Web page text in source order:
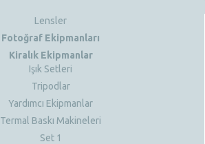
Lensler
Fotoğraf Ekipmanları
Kiralık Ekipmanlar
Işık Setleri
Tripodlar
Yardımcı Ekipmanlar
Termal Baskı Makineleri
Set 1